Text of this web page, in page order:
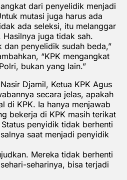
dari penyelidik menjadi
mutasi juga harus ada
ada seleksi, itu melanggar
Hasilnya juga tidak sah.
penyelidik sudah beda,”
“KPK mengangkat
bukan yang lain.”
Djamil, Ketua KPK Agus
secara jelas, apakah
di KPK. Ia hanya menjawab
bekerja di KPK masih terikat
penyidik tidak berhenti
saat menjadi penyidik
Mereka tidak berhenti
seharinya, bisa terjadi